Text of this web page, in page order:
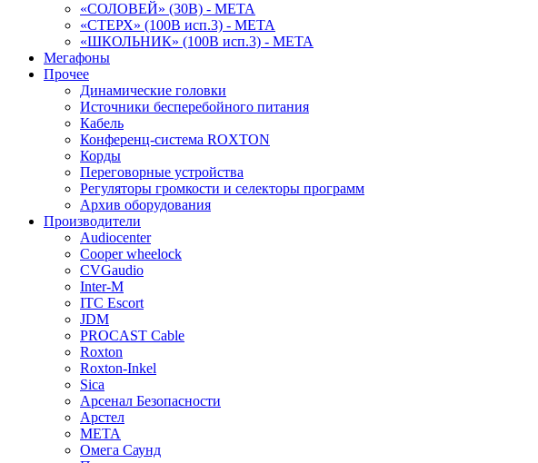
«СОЛОВЕЙ» (30В) - МЕТА
«СТЕРХ» (100В исп.3) - МЕТА
«ШКОЛЬНИК» (100В исп.3) - МЕТА
Мегафоны
Прочее
Динамические головки
Источники бесперебойного питания
Кабель
Конференц-система ROXTON
Корды
Переговорные устройства
Регуляторы громкости и селекторы программ
Архив оборудования
Производители
Audiocenter
Cooper wheelock
CVGaudio
Inter-M
ITC Escort
JDM
PROCAST Cable
Roxton
Roxton-Inkel
Sica
Арсенал Безопасности
Арстел
МЕТА
Омега Саунд